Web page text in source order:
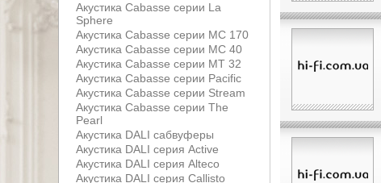
Акустика Cabasse серии La
Sphere
Акустика Cabasse серии MC 170
Акустика Cabasse серии MC 40
Акустика Cabasse серии MT 32
Акустика Cabasse серии Pacific
Акустика Cabasse серии Stream
Акустика Cabasse серии The
Pearl
Акустика DALI сабвуферы
Акустика DALI серия Active
Акустика DALI серия Alteco
Акустика DALI серия Callisto